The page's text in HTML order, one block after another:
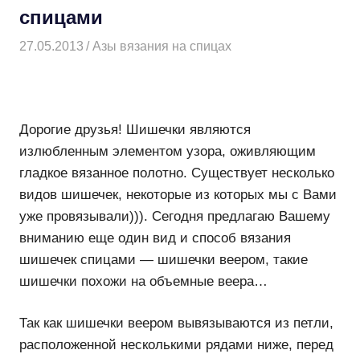
спицами
27.05.2013 Творогова Елена
Азы вязания на спицах
Дорогие друзья! Шишечки являются
излюбленным элементом узора, оживляющим
гладкое вязанное полотно. Существует несколько
видов шишечек, некоторые из которых мы с Вами
уже провязывали))). Сегодня предлагаю Вашему
вниманию еще один вид и способ вязания
шишечек спицами — шишечки веером, такие
шишечки похожи на объемные веера…
Так как шишечки веером вывязываются из петли,
расположенной несколькими рядами ниже, перед